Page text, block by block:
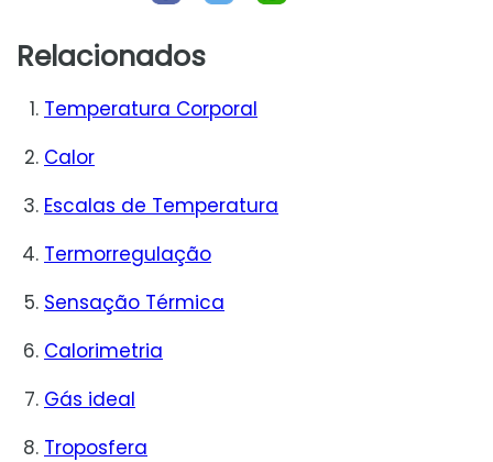
Relacionados
Temperatura Corporal
Calor
Escalas de Temperatura
Termorregulação
Sensação Térmica
Calorimetria
Gás ideal
Troposfera